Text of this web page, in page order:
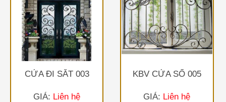
CỬA ĐI SẮT 003
GIÁ: Liên hệ
KBV CỬA SỔ 005
GIÁ: Liên hệ